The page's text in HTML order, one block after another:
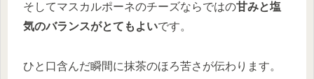
そしてマスカルポーネのチーズならではの甘みと塩
気のバランスがとてもよいです。
ひと口含んだ瞬間に抹茶のほろ苦さが伝わります。